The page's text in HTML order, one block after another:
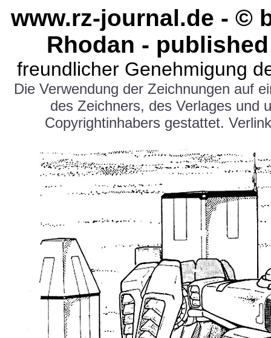
www.rz-journal.de - ©
Rhodan -
freundlicher Genehmigung
Die Verwendung der Zeichnungen auf
des Zeichners, des Verlages und
Copyrightinhabers gestattet.